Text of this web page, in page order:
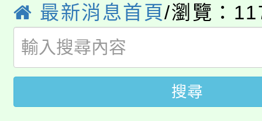
局官網。
8月14至27日，桃園電
開!
115年桃園市運動會8/
田徑場及游泳池舉行。
桃園市低收入戶享有免
視費優惠，中低收入戶
大園自造教育及科技中
最新消息首頁/瀏覽：
搜尋